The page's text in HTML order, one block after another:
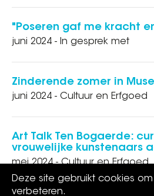
"Poseren gaf me kracht
juni 2024 - In gesprek met
Zinderende zomer in
juni 2024 - Cultuur en Erfgoed
Art Talk Ten Bogaerde:
vrouwelijke kunstenaars
mei 2024 - Cultuur en Erfgoed
Deze site gebruikt cookies
verbeteren.